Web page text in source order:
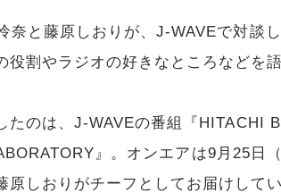
奈と藤原しおりが、J-WAVEで対談
役割やラジオの好きなところなどを語
たのは、J-WAVEの番組『HITACHI
』。オンエアは9月25日
原しおりがチーフとしてお届けして